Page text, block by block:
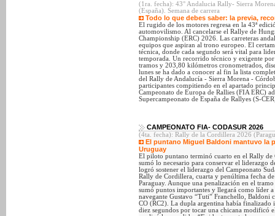
(1ra. fecha): 43° Andalucia Rally- Sierra
(España). Semana de carrera
Todo lo que debes saber: la previa,
El rugido de los motores regresa en la 43ª
automovilismo. Al cancelarse el Rallye de
Championship (ERC) 2026. Las carreteras
equipos que aspiran al trono europeo. El
técnica, donde cada segundo será vital para
temporada. Un recorrido técnico y exigente
tramos y 203,80 kilómetros cronometrados,
lunes se ha dado a conocer al fin la lista
del Rally de Andalucía - Sierra Morena -
participantes compitiendo en el apartado
Campeonato de Europa de Rallies (FIA ERC)
Supercampeonato de España de Rallyes (S-
CAMPEONATO FIA- CODASUR 2026
(4ta. fecha): Rally de la Cordillera 2026
El puntano Miguel Baldoni mantuvo la
Uruguay
El piloto puntano terminó cuarto en el Rally de
sumó lo necesario para conservar el liderazgo
logró sostener el liderazgo del Campeonato
Rally de Cordillera, cuarta y penúltima fecha
Paraguay. Aunque una penalización en el
sumó puntos importantes y llegará como líder
navegante Gustavo “Tuti” Franchello, Baldoni
CO (RC2). La dupla argentina había finalizado
diez segundos por tocar una chicana modificó